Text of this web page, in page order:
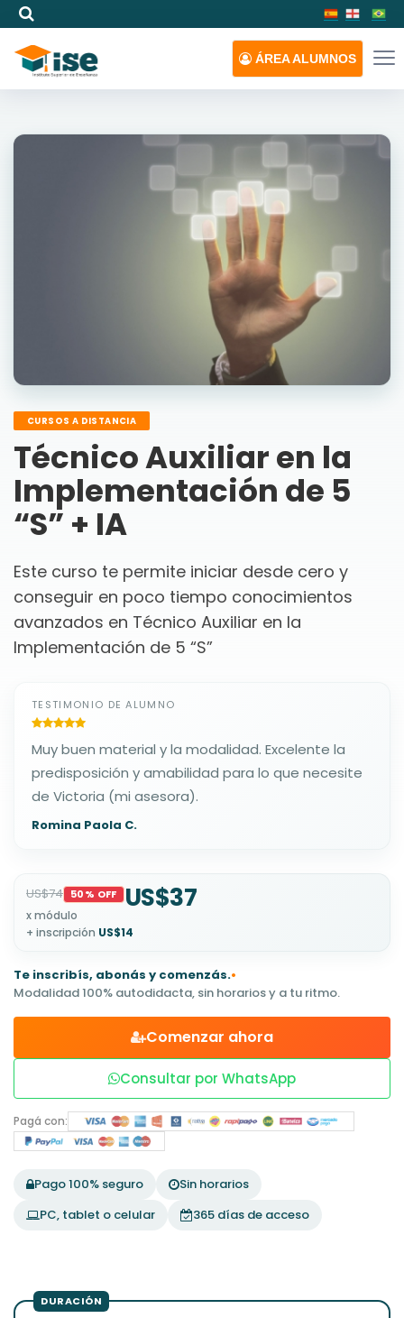
ÁREAALUMNOS
CURSOS A DISTANCIA
Técnico Auxiliar en la
Implementación de 5
“S” + IA
Este curso te permite iniciar desde cero y
conseguir en poco tiempo conocimientos
avanzados en Técnico Auxiliar en la
Implementación de 5 “S”
TESTIMONIO DE ALUMNO
Muy buen material y la modalidad. Excelente la
predisposición y amabilidad para lo que necesite
de Victoria (mi asesora).
Romina Paola C.
US$74 50% OFF US$37
x módulo
+ inscripción US$14
Te inscribís, abonás y comenzás.•
Modalidad 100% autodidacta, sin horarios y a tu ritmo.
Comenzar ahora
Consultar por WhatsApp
Pagá con:
Pago 100% seguro
Sin horarios
PC, tablet o celular
365 días de acceso